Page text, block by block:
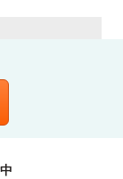
て、地主様から こ
しんでおります。
継続による